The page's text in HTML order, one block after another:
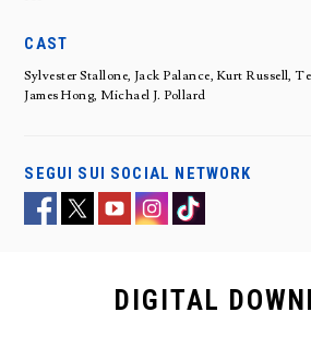
CAST
Sylvester Stallone, Jack Palance, Kurt Russell,
James Hong, Michael J. Pollard
SEGUI SUI SOCIAL NETWORK
DIGITAL